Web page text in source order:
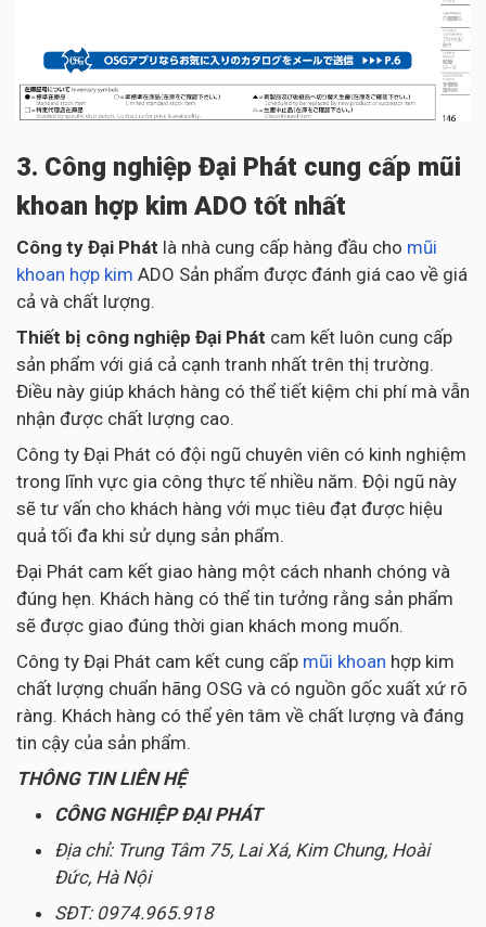
3. Công nghiệp Đại Phát cung cấp mũi
khoan hợp kim ADO tốt nhất
Công ty Đại Phát là nhà cung cấp hàng đầu cho mũi
khoan hợp kim ADO Sản phẩm được đánh giá cao về giá
cả và chất lượng.
Thiết bị công nghiệp Đại Phát cam kết luôn cung cấp
sản phẩm với giá cả cạnh tranh nhất trên thị trường.
Điều này giúp khách hàng có thể tiết kiệm chi phí mà vẫn
nhận được chất lượng cao.
Công ty Đại Phát có đội ngũ chuyên viên có kinh nghiệm
trong lĩnh vực gia công thực tế nhiều năm. Đội ngũ này
sẽ tư vấn cho khách hàng với mục tiêu đạt được hiệu
quả tối đa khi sử dụng sản phẩm.
Đại Phát cam kết giao hàng một cách nhanh chóng và
đúng hẹn. Khách hàng có thể tin tưởng rằng sản phẩm
sẽ được giao đúng thời gian khách mong muốn.
Công ty Đại Phát cam kết cung cấp mũi khoan hợp kim
chất lượng chuẩn hãng OSG và có nguồn gốc xuất xứ rõ
ràng. Khách hàng có thể yên tâm về chất lượng và đáng
tin cậy của sản phẩm.
THÔNG TIN LIÊN HỆ
CÔNG NGHIỆP ĐẠI PHÁT
Địa chỉ: Trung Tâm 75, Lai Xá, Kim Chung, Hoài
Đức, Hà Nội
SĐT: 0974.965.918